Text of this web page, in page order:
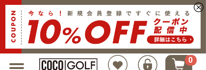
0
新規会員登録でクーポンプレゼント